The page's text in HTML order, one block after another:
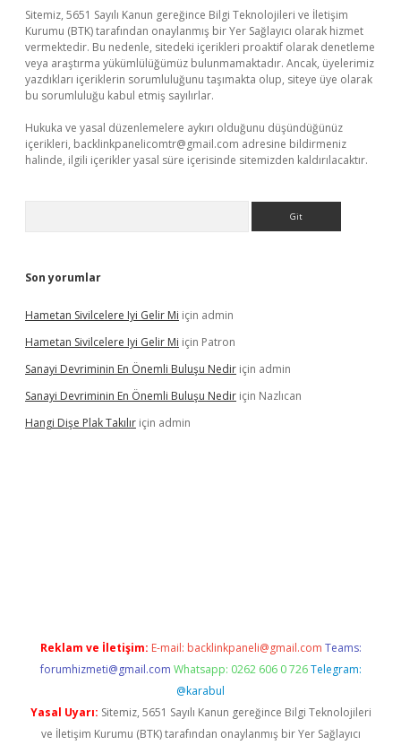
Sitemiz, 5651 Sayılı Kanun gereğince Bilgi Teknolojileri ve İletişim
Kurumu (BTK) tarafından onaylanmış bir Yer Sağlayıcı olarak hizmet
vermektedir. Bu nedenle, sitedeki içerikleri proaktif olarak denetleme
veya araştırma yükümlülüğümüz bulunmamaktadır. Ancak, üyelerimiz
yazdıkları içeriklerin sorumluluğunu taşımakta olup, siteye üye olarak
bu sorumluluğu kabul etmiş sayılırlar.
Hukuka ve yasal düzenlemelere aykırı olduğunu düşündüğünüz
içerikleri, backlinkpanelicomtr@gmail.com adresine bildirmeniz
halinde, ilgili içerikler yasal süre içerisinde sitemizden kaldırılacaktır.
Son yorumlar
Hametan Sivilcelere Iyi Gelir Mi için admin
Hametan Sivilcelere Iyi Gelir Mi için Patron
Sanayi Devriminin En Önemli Buluşu Nedir için admin
Sanayi Devriminin En Önemli Buluşu Nedir için Nazlıcan
Hangi Dişe Plak Takılır için admin
Reklam ve İletişim: E-mail: backlinkpaneli@gmail.com Teams:
forumhizmeti@gmail.com Whatsapp: 0262 606 0 726 Telegram:
@karabul
Yasal Uyarı: Sitemiz, 5651 Sayılı Kanun gereğince Bilgi Teknolojileri
ve İletişim Kurumu (BTK) tarafından onaylanmış bir Yer Sağlayıcı